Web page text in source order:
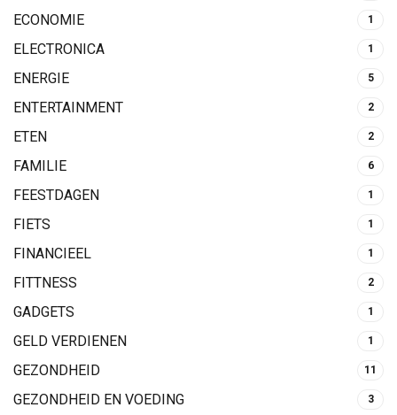
ECONOMIE 1
ELECTRONICA 1
ENERGIE 5
ENTERTAINMENT 2
ETEN 2
FAMILIE 6
FEESTDAGEN 1
FIETS 1
FINANCIEEL 1
FITTNESS 2
GADGETS 1
GELD VERDIENEN 1
GEZONDHEID 11
GEZONDHEID EN VOEDING 3